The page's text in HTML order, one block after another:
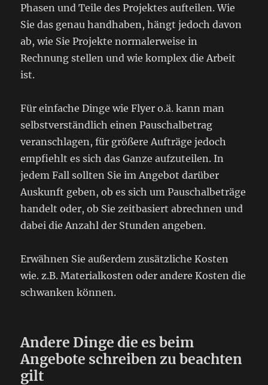
Phasen und Teile des Projektes aufteilen. Wie
Sie das genau handhaben, hängt jedoch davon
ab, wie Sie Projekte normalerweise in
Rechnung stellen und wie komplex die Arbeit
ist.
Für einfache Dinge wie Flyer o.ä. kann man
selbstverständlich einen Pauschalbetrag
veranschlagen, für größere Aufträge jedoch
empfiehlt es sich das Ganze aufzuteilen. In
jedem Fall sollten Sie im Angebot darüber
Auskunft geben, ob es sich um Pauschalbeträge
handelt oder, ob Sie zeitbasiert abrechnen und
dabei die Anzahl der Stunden angeben.
Erwähnen Sie außerdem zusätzliche Kosten
wie. z.B. Materialkosten oder andere Kosten die
schwanken können.
Andere Dinge die es beim
Angebote schreiben zu beachten
gilt